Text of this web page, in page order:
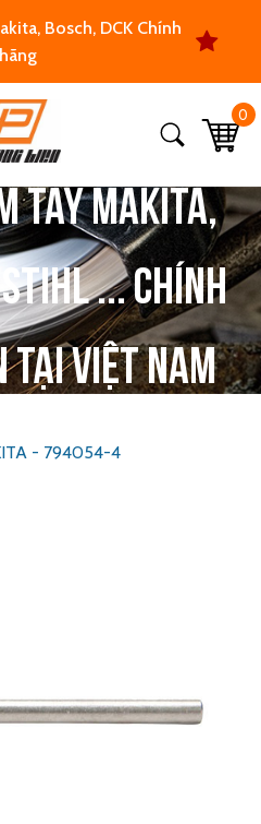
Bosch, DCK Chính
hãng
0
tay Makita,
Stihl ... chính
Việt Nam
- 794054-4